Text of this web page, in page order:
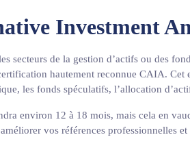
Investment
secteurs de la gestion d’actifs ou des
hautement reconnue CAIA. Cet
les fonds spéculatifs, l’allocation
environ 12 à 18 mois, mais cela en
vos références professionnelles